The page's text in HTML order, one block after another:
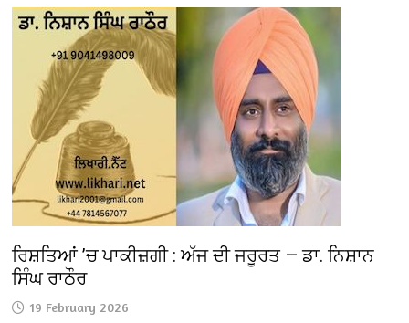
ਰਿਸ਼ਤਿਆਂ ’ਚ ਪਾਕੀਜ਼ਗੀ : ਅੱਜ ਦੀ ਜਰੂਰਤ — ਡਾ. ਨਿਸ਼ਾਨ
ਸਿੰਘ ਰਾਠੌਰ
19 February 2026